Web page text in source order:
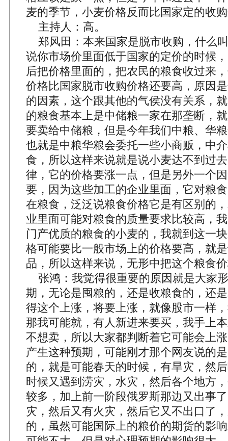
麦的季节，小麦价格反而比国家定的收
主持人：高。
郑风田：本来国家是脱市收购，什么
说你市场价里面低于国家的定价的时候
后把价格里面的，把农民的粮食收过来
价格比国家脱市收购价格还要高，原因
的因素，这个跟其他的气侯没有关系，
的粮食基本上是中储粮一家在那垄断，
要卖给中储粮，但是今年我们中粮、华
也就是中粮华粮会委托一些小商贩，中
食，所以这样来说就是说小麦达不到过
律，它的价格要涨一点，但是另外一个
要，因为这些加工的企业里面，它对粮
在粮食，泛泛说粮食价格它是有区别的
业里面可能对粮食的质量要求比较高，
门产优质的粮食的小麦的，我就到这一
格可能要比一般市场上的价格要高，就
品，所以这样来说，无形中把这个粮食
张鸿：我觉得很重要的原因就是大家
期，无论是囤粮的，还是收粮食的，还
得这个上涨，将要上涨，就像股市一样
那我可能就，有人新进来要买，我手上
不想卖，所以大家都判断着它可能会上
产生这种预期，可能刚才那个网友说的
的，就是可能春天的时候，有旱灾，然
时候又遇到涝灾，水灾，然后各个地方
较多，加上前一阶段俄罗斯那边又出事
灾，然后又有火灾，然后它又不出口了
的，虽然可能国际上的粮价的期货的影